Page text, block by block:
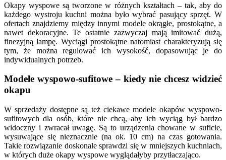
Okapy wyspowe są tworzone w różnych kształtach – tak, aby do
każdego wystroju kuchni można było wybrać pasujący sprzęt. W
ofertach znajdziemy między innymi modele okrągłe, prostokątne, a
nawet dekoracyjne. Te ostatnie zazwyczaj mają imitować dużą,
finezyjną lampę. Wyciągi prostokątne natomiast charakteryzują się
tym, że można regulować ich wysokość, dopasowując je do
indywidualnych potrzeb.
Modele wyspowo-sufitowe – kiedy nie chcesz widzieć
okapu
W sprzedaży dostępne są też ciekawe modele okapów wyspowo-
sufitowych dla osób, które nie chcą, aby ich wyciąg był bardzo
widoczny i zwracał uwagę. Są to urządzenia chowane w suficie,
wysuwające się nieznacznie (na ok. 10 cm) na czas gotowania.
Takie rozwiązanie doskonale sprawdzi się w mniejszych kuchniach,
w których duże okapy wyspowe wyglądałyby przytłaczająco.